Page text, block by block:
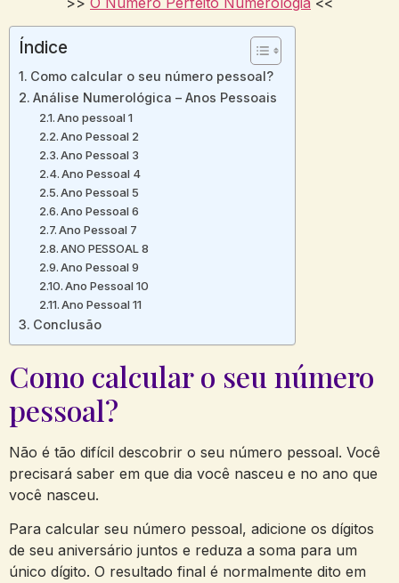
Índice
Como calcular o seu número pessoal?
Análise Numerológica – Anos Pessoais
Ano pessoal 1
Ano Pessoal 2
Ano Pessoal 3
Ano Pessoal 4
Ano Pessoal 5
Ano Pessoal 6
Ano Pessoal 7
ANO PESSOAL 8
Ano Pessoal 9
Ano Pessoal 10
Ano Pessoal 11
Conclusão
Como calcular o seu número
pessoal?
Não é tão difícil descobrir o seu número pessoal. Você
precisará saber em que dia você nasceu e no ano que
você nasceu.
Para calcular seu número pessoal, adicione os dígitos
de seu aniversário juntos e reduza a soma para um
único dígito. O resultado final é normalmente dito em